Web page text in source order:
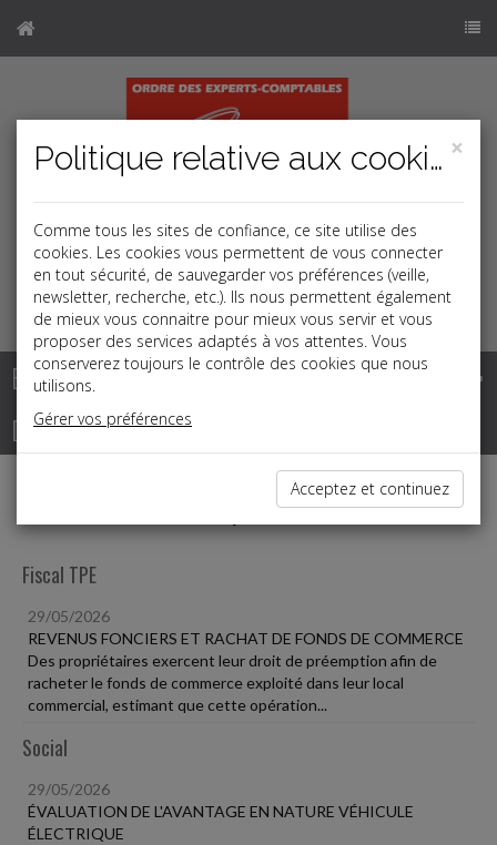
b
j
k
Base documentaire
Dépêches
Liste des dernières dépêches
Fiscal TPE
29/05/2026
REVENUS FONCIERS ET RACHAT DE FONDS DE COMMERCE
Des propriétaires exercent leur droit de préemption afin de
racheter le fonds de commerce exploité dans leur local
commercial, estimant que cette opération...
Social
29/05/2026
ÉVALUATION DE L'AVANTAGE EN NATURE VÉHICULE
ÉLECTRIQUE
×
Politique relative aux cookies
Comme tous les sites de confiance, ce site utilise des
cookies. Les cookies vous permettent de vous connecter
en tout sécurité, de sauvegarder vos préférences (veille,
newsletter, recherche, etc.). Ils nous permettent également
de mieux vous connaitre pour mieux vous servir et vous
proposer des services adaptés à vos attentes. Vous
conserverez toujours le contrôle des cookies que nous
utilisons.
Gérer vos préférences
Acceptez et continuez